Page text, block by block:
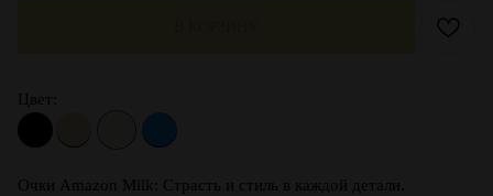
Цвет:
Очки Amazon Milk: Страсть и стиль в каждой детали.